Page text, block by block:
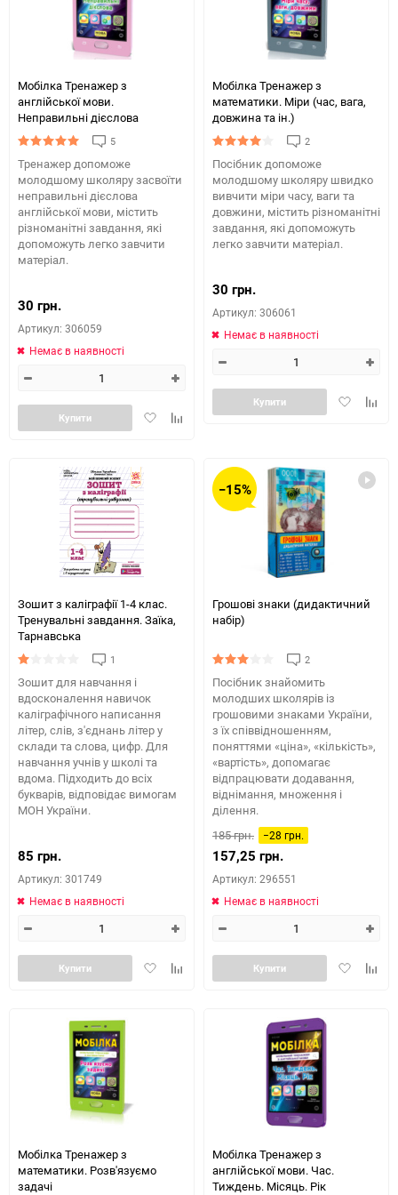
Мобілка Тренажер з
англійської мови.
Неправильні дієслова
5
Тренажер допоможе
молодшому школяру засвоїти
неправильні дієслова
англійської мови, містить
різноманітні завдання, які
допоможуть легко завчити
матеріал.
30 грн.
Артикул: 306059
Немає в наявності
ДодатиДодайте
порівняння
Купити
Мобілка Тренажер з
математики. Міри (час, вага,
довжина та ін.)
2
Посібник допоможе
молодшому школяру швидко
вивчити міри часу, ваги та
довжини, містить різноманітні
завдання, які допоможуть
легко завчити матеріал.
30 грн.
Артикул: 306061
Немає в наявності
Додати
Купити
Зошит з каліграфії 1-4 клас.
Тренувальні завдання. Заїка,
Тарнавська
1
Зошит для навчання і
вдосконалення навичок
каліграфічного написання
літер, слів, з'єднань літер у
склади та слова, цифр. Для
навчання учнів у школі та
вдома. Підходить до всіх
букварів, відповідає вимогам
МОН України.
85 грн.
Артикул: 301749
Немає в наявності
ДодатиДодайте
Купити
−15%
Грошові знаки (дидактичний
набір)
2
Посібник знайомить
молодших школярів із
грошовими знаками України,
з їх співвідношенням,
поняттями «ціна», «кількість»,
«вартість», допомагає
відпрацювати додавання,
віднімання, множення і
ділення.
185 грн.
−28 грн.
157,25 грн.
Артикул: 296551
Немає в наявності
Додати
Купити
Мобілка Тренажер з
математики. Розв'язуємо
задачі
Мобілка Тренажер з
англійської мови. Час.
Тиждень. Місяць. Рік